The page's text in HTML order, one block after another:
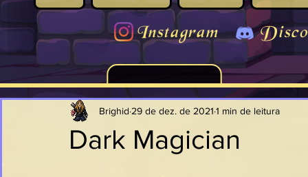
Instagram
Dark Magician
Brighid 29 de dez. de 2021 1 min de leitura